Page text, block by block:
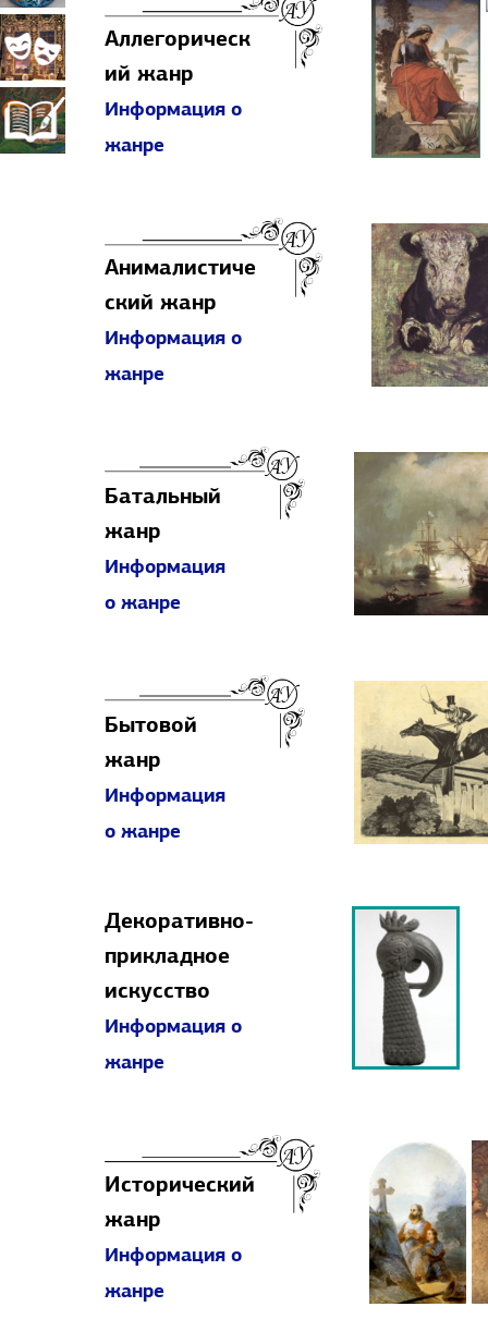
Аллегорическ
ий жанр
Информация о
жанре
Анималистиче
ский жанр
Информация о
жанре
Батальный
жанр
Информация
о жанре
Бытовой
жанр
Информация
о жанре
Декоративно-
прикладное
искусство
Информация о
жанре
Исторический
жанр
Информация о
жанре
прикладное
искусство
Театрально-
декорационное
Книжная